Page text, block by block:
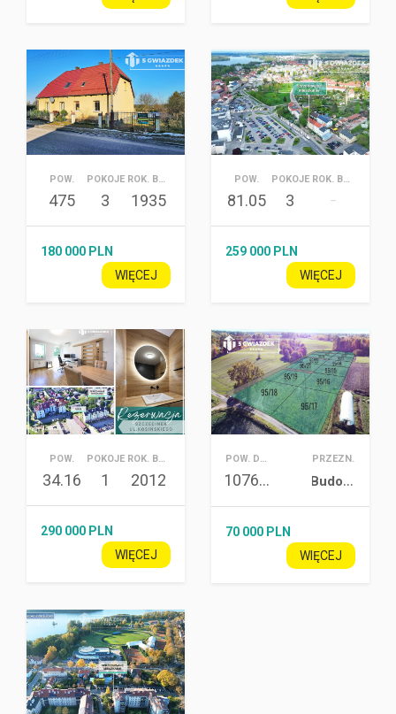
POW.
475
POKOJE
3
ROK. BUD.
1935
180 000 PLN
WIĘCEJ
POW.
81.05
POKOJE
3
ROK. BUD.
–
259 000 PLN
WIĘCEJ
POW.
34.16
POKOJE
1
ROK. BUD.
2012
290 000 PLN
WIĘCEJ
POW. DZIAŁKI
1076
m2
PRZEZN.
B
udowlana
70 000 PLN
WIĘCEJ